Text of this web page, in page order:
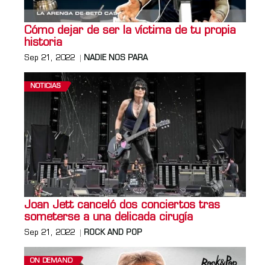
Cómo dejar de ser la víctima de tu propia
historia
Sep 21, 2022 NADIE NOS PARA
NOTICIAS
Joan Jett canceló dos conciertos tras
someterse a una delicada cirugía
Sep 21, 2022 ROCK AND POP
ON DEMAND